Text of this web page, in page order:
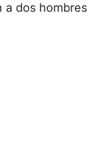
a dos